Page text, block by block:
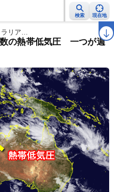
検索 現在地
報 ラ
リア…
の熱帯低気圧 一つが週